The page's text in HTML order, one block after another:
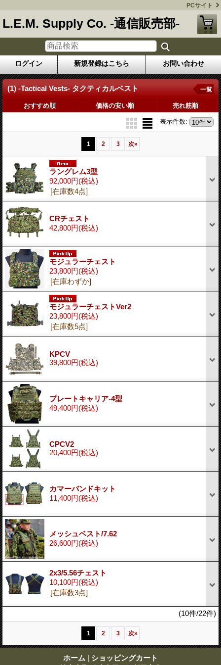
PCサイト
L.E.M. Supply Co. -通信販売部-
ログイン 新規登録はこちら お問い合わせ
(1) -Tactical Vests- タクティカルベスト 一覧
おすすめ順 価格の安い順 売れ筋順
表示件数:
1 2 3 次»
ラングレム3型
92,000円(税込)
[在庫数4点]
CRチェスト
42,800円(税込)
モジュラーチェスト
23,800円(税込)
[在庫わずか]
モジュラーチェストVer2
23,800円(税込)
[在庫数5点]
KPCV
39,800円(税込)
プレートキャリア-4型
49,400円(税込)
CPCV2
20,400円(税込)
カマーバンドキット
11,400円(税込)
メッシュベスト/7.62
26,600円(税込)
2x3/5.56チェスト
10,100円(税込)
[在庫数3点]
(10件/22件)
1 2 3 次»
ホーム | ショッピングカート